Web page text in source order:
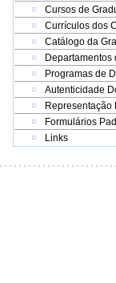
Cursos de
Currículos dos
Catálogo da
Departamentos
Programas de
Autenticidade
Representação
Formulários
Links